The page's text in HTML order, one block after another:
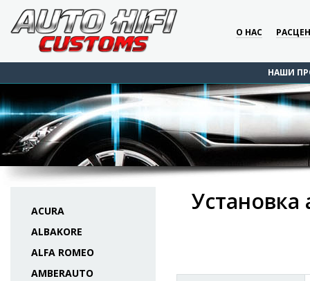
О НАС
НАШИ
ACURA
ALBAKORE
ALFA ROMEO
AMBERAUTO
Установка